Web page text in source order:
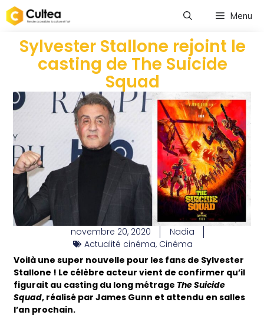
Menu
Sylvester Stallone rejoint le
casting de The Suicide
Squad
novembre 20, 2020
Nadia
Actualité cinéma, Cinéma
Voilà une super nouvelle pour les fans de Sylvester
Stallone ! Le célèbre acteur vient de confirmer qu’il
figurait au casting du long métrage The Suicide
Squad, réalisé par James Gunn et attendu en salles
l’an prochain.